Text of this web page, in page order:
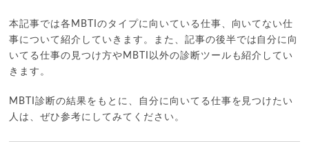
本記事では各MBTIのタイプに向いている仕事、向いてない仕
事について紹介していきます。また、記事の後半では自分に向
いてる仕事の見つけ方やMBTI以外の診断ツールも紹介してい
きます。
MBTI診断の結果をもとに、自分に向いてる仕事を見つけたい
人は、ぜひ参考にしてみてください。